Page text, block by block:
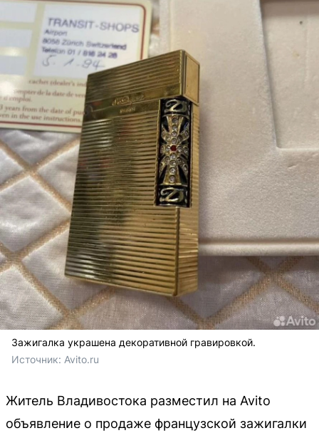
Зажигалка украшена декоративной гравировкой.
Источник: Avito.ru
Житель Владивостока разместил на Avito
объявление о продаже французской зажигалки